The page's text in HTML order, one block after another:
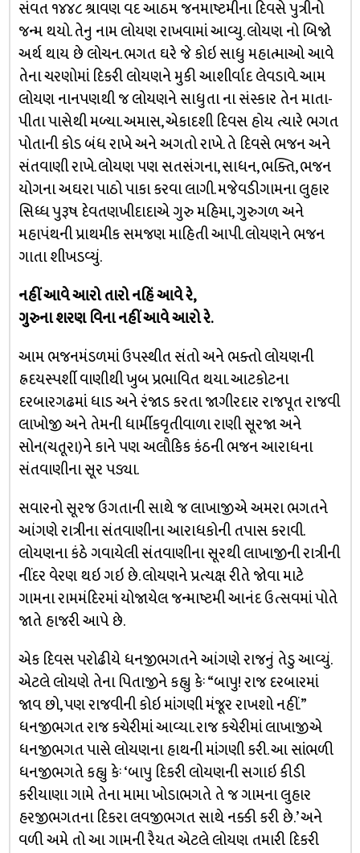
સંવત ૧૪૪૮ શ્રાવણ વદ આઠમ જનમાષ્ટમીના દિવસે પુત્રીનો
જન્મ થયો. તેનુ નામ લોયણ રાખવામાં આવ્યુ. લોયણ નો બિજો
અર્થ થાય છે લોચન. ભગત ઘરે જે કોઇ સાધુ મહાત્માઓ આવે
તેના ચરણોમાં દિકરી લોયણને મુકી આશીર્વાદ લેવડાવે. આમ
લોયણ નાનપણથી જ લોયણને સાધુતા ના સંસ્કાર તેન માતા-
પીતા પાસેથી મળ્યા. અમાસ, એકાદશી દિવસ હોય ત્યારે ભગત
પોતાની કોડ બંધ રાખે અને અગતો રાખે. તે દિવસે ભજન અને
સંતવાણી રાખે. લોયણ પણ સતસંગના, સાધન, ભક્તિ, ભજન
યોગના અઘરા પાઠો પાકા કરવા લાગી. મજેવડીગામના લુહાર
સિધ્ધ પુરૂષ દેવતણખીદાદાએ ગુરુ મહિમા, ગુરુગળ અને
મહાપંથની પ્રાથમીક સમજણ માહિતી આપી. લોયણને ભજન
ગાતા શીખડવ્યું.
નહીં આવે આરો તારો નહિં આવે રે,
ગુરુના શરણ વિના નહીં આવે આરો રે.
આમ ભજનમંડળમાં ઉપસ્થીત સંતો અને ભક્તો લોયણની
હ્રદયસ્પર્શી વાણીથી ખુબ પ્રભાવિત થયા. આટકોટના
દરબારગઢમાં ધાડ અને રંજાડ કરતા જાગીરદાર રાજપૂત રાજવી
લાખોજી અને તેમની ધાર્મીકવૃતીવાળા રાણી સૂરજા અને
સોન(ચતૂરા)ને કાને પણ અલૌકિક કંઠની ભજન આરાધના
સંતવાણીના સૂર પડ્યા.
સવારનો સૂરજ ઉગતાની સાથે જ લાખાજીએ અમરા ભગતને
આંગણે રાત્રીના સંતવાણીના આરાધકોની તપાસ કરાવી.
લોયણના કંઠે ગવાયેલી સંતવાણીના સૂરથી લાખાજીની રાત્રીની
નીંદર વેરણ થઇ ગઇ છે. લોયણને પ્રત્યક્ષ રીતે જોવા માટે
ગામના રામમંદિરમાં યોજાયેલ જન્માષ્ટમી આનંદ ઉત્સવમાં પોતે
જાતે હાજરી આપે છે.
એક દિવસ પરોઢીયે ધનજીભગતને આંગણે રાજનું તેડુ આવ્યું.
એટલે લોયણે તેના પિતાજીને કહ્યુ કેઃ “બાપુ! રાજ દરબારમાં
જાવ છો, પણ રાજવીની કોઇ માંગણી મંજૂર રાખશો નહીં.”
ધનજીભગત રાજ કચેરીમાં આવ્યા. રાજ કચેરીમાં લાખાજીએ
ધનજીભગત પાસે લોયણના હાથની માંગણી કરી. આ સાંભળી
ધનજીભગતે કહ્યુ કેઃ ‘બાપુ દિકરી લોયણની સગાઇ કીડી
કરીયાણા ગામે તેના મામા ખોડાભગતે તે જ ગામના લુહાર
હરજીભગતના દિકરા લવજીભગત સાથે નક્કી કરી છે.’ અને
વળી અમે તો આ ગામની રૈયત એટલે લોયણ તમારી દિકરી